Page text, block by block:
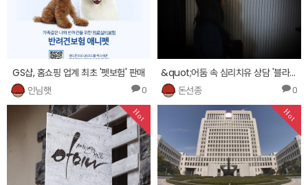
GS샵, 홈쇼핑 업계 최초 '펫보험' 판매
인님햇
0
&quot;어둠 속 심리치유 상담 '블라인드 마음보듬'을 아시나요&quot;
돈선종
0
Hot Hot